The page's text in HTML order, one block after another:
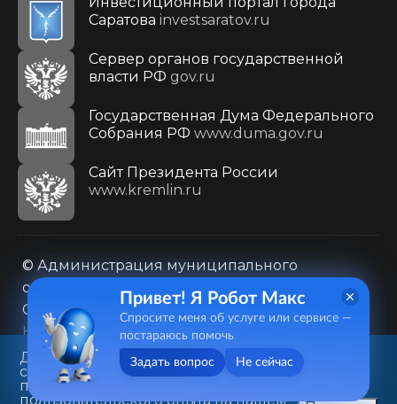
Саратова investsaratov.ru
Сервер органов государственной
власти РФ gov.ru
Государственная Дума Федерального
Собрания РФ www.duma.gov.ru
Cайт Президента России
www.kremlin.ru
© Администрация муниципального
образования городского округа «Город
Саратов»
Контакты
Карта сайта
Политика в отношении обработки
персональных данных
410031, г. Саратов, ул. Первомайская, д. 78
Данный веб-сайт использует
cookie-файлы в целях
предоставления вам лучшего
пользовательского опыта на нашем
Привет! Я Робот Макс
Спросите меня об услуге или сервисе —
постараюсь помочь
Задать вопрос Не сейчас